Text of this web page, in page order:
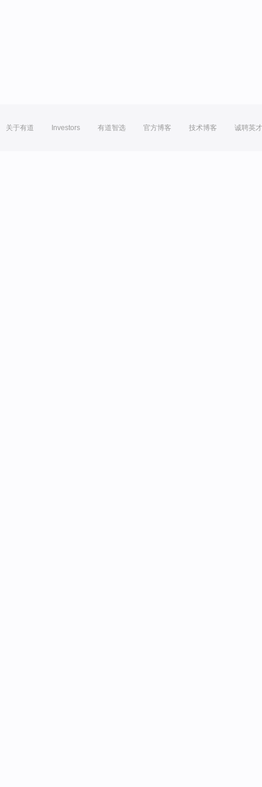
关于有道 Investors 有道智选 官方博客 技术博客 诚聘英才